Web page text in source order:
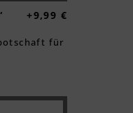
+9,99 €
für